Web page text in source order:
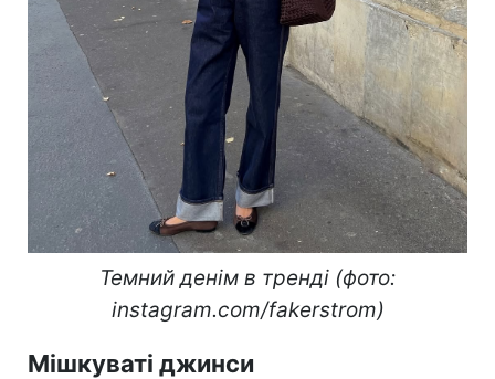
Темний денім в тренді (фото:
instagram.com/fakerstrom)
Мішкуваті джинси